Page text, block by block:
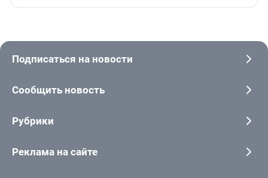
Подписаться на новости
Сообщить новость
Рубрики
Реклама на сайте